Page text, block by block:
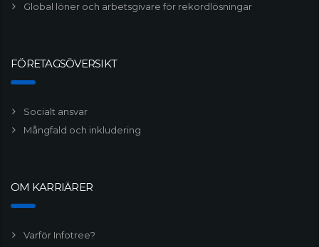
Global löner och arbetsgivare för rekordlösningar
FÖRETAGSÖVERSIKT
Socialt ansvar
Mångfald och inkludering
OM KARRIÄRER
Varför Infotree?